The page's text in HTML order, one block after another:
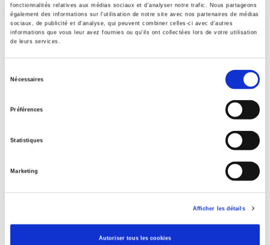
fonctionnalités relatives aux médias sociaux et d'analyser notre trafic. Nous partageons
également des informations sur l'utilisation de notre site avec nos partenaires de médias
sociaux, de publicité et d'analyse, qui peuvent combiner celles-ci avec d'autres
informations que vous leur avez fournies ou qu'ils ont collectées lors de votre utilisation
de leurs services.
Nécessaires
Préférences
Statistiques
Marketing
Afficher les détails
Autoriser tous les cookies
Des élus en campagne
siècles)